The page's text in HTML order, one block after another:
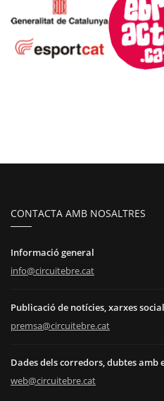
CONTACTA AMB NOSALTRES
Informació general
info@circuitebre.cat
Publicació de notícies, xarxes
premsa@circuitebre.cat
Dades dels corredors, dubtes amb
web@circuitebre.cat